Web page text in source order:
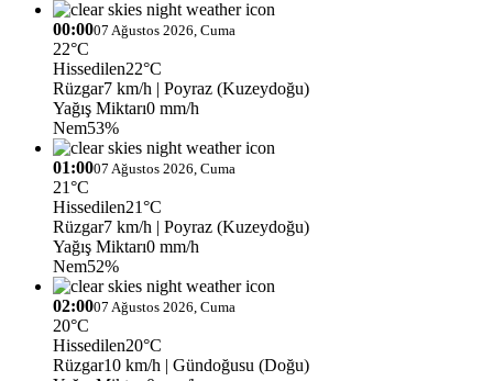
00:0007 Ağustos 2026, Cuma
22°C
Hissedilen22°C
Rüzgar7 km/h | Poyraz (Kuzeydoğu)
Yağış Miktarı0 mm/h
Nem53%
01:0007 Ağustos 2026, Cuma
21°C
Hissedilen21°C
Rüzgar7 km/h | Poyraz (Kuzeydoğu)
Yağış Miktarı0 mm/h
Nem52%
02:0007 Ağustos 2026, Cuma
20°C
Hissedilen20°C
Rüzgar10 km/h | Gündoğusu (Doğu)